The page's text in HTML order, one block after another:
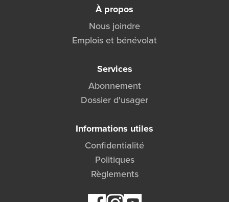
À propos
Nous joindre
Emplois et bénévolat
Services
Abonnement
Dossier d'usager
Informations utiles
Confidentialité
Politiques
Règlements